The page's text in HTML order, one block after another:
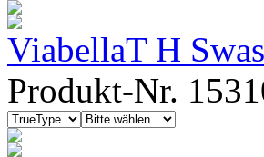
ViabellaT H
Produkt-Nr.